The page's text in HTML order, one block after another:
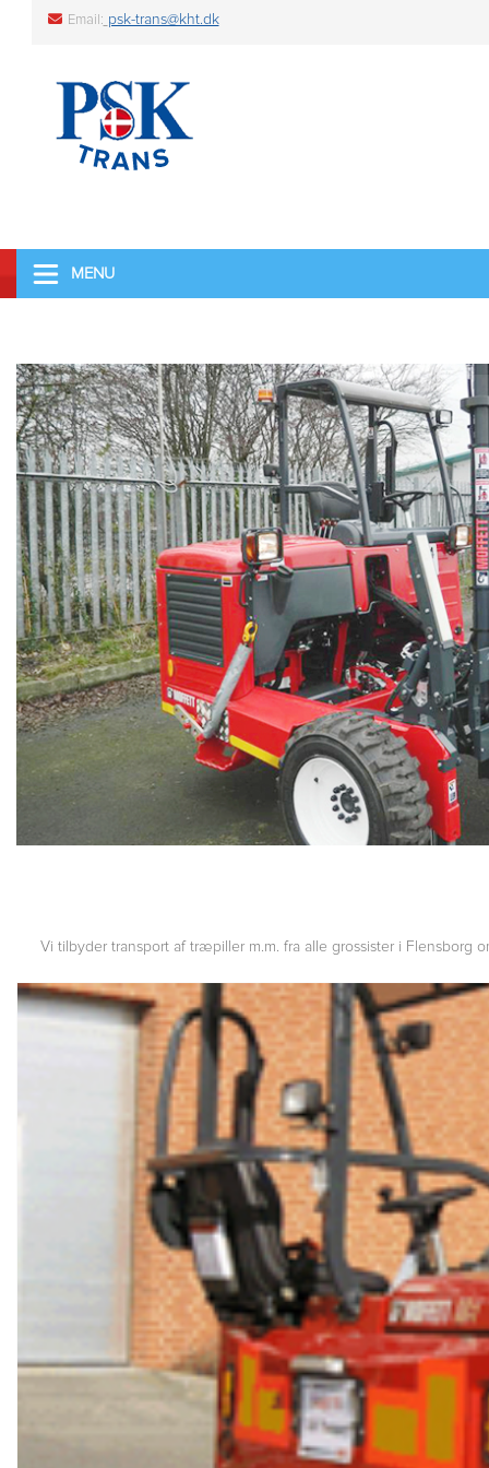
Email: psk-trans@kht.dk
MENU
Vi tilbyder transport af træpiller m.m. fra alle grossister i Flensborg